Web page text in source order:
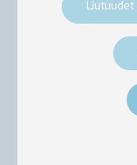
Uutuudet